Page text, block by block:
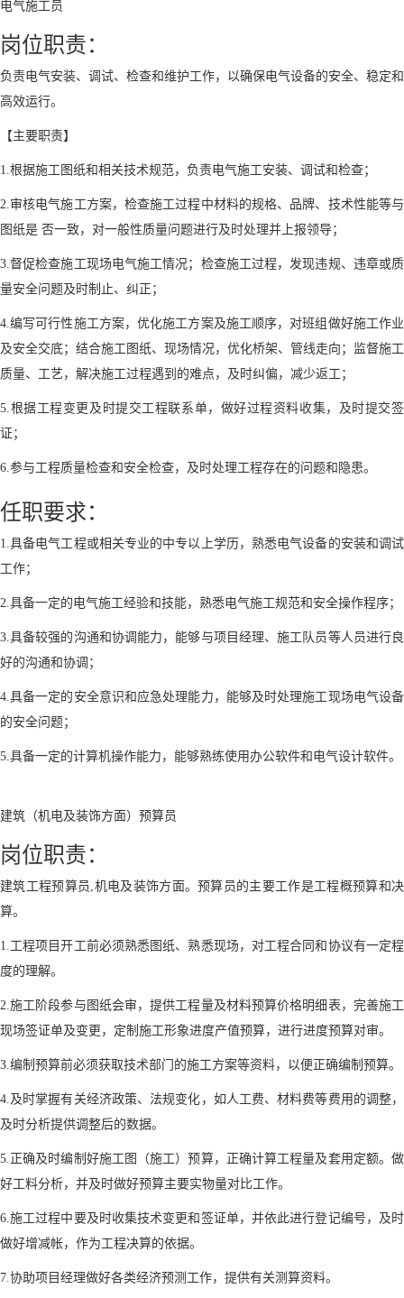
电气施工员
岗位职责：
负责电气安装、调试、检查和维护工作，以确保电气设备的安全、稳定和
高效运行。
【主要职责】
1.根据施工图纸和相关技术规范，负责电气施工安装、调试和检查；
2.审核电气施工方案，检查施工过程中材料的规格、品牌、技术性能等与
图纸是 否一致，对一般性质量问题进行及时处理并上报领导；
3.督促检查施工现场电气施工情况；检查施工过程，发现违规、违章或质
量安全问题及时制止、纠正；
4.编写可行性施工方案，优化施工方案及施工顺序，对班组做好施工作业
及安全交底；结合施工图纸、现场情况，优化桥架、管线走向；监督施工
质量、工艺，解决施工过程遇到的难点，及时纠偏，减少返工；
5.根据工程变更及时提交工程联系单，做好过程资料收集，及时提交签
证；
6.参与工程质量检查和安全检查，及时处理工程存在的问题和隐患。
任职要求：
1.具备电气工程或相关专业的中专以上学历，熟悉电气设备的安装和调试
工作；
2.具备一定的电气施工经验和技能，熟悉电气施工规范和安全操作程序；
3.具备较强的沟通和协调能力，能够与项目经理、施工队员等人员进行良
好的沟通和协调；
4.具备一定的安全意识和应急处理能力，能够及时处理施工现场电气设备
的安全问题；
5.具备一定的计算机操作能力，能够熟练使用办公软件和电气设计软件。
建筑（机电及装饰方面）预算员
岗位职责：
建筑工程预算员,机电及装饰方面。预算员的主要工作是工程概预算和决
算。
1.工程项目开工前必须熟悉图纸、熟悉现场，对工程合同和协议有一定程
度的理解。
2.施工阶段参与图纸会审，提供工程量及材料预算价格明细表，完善施工
现场签证单及变更，定制施工形象进度产值预算，进行进度预算对审。
3.编制预算前必须获取技术部门的施工方案等资料，以便正确编制预算。
4.及时掌握有关经济政策、法规变化，如人工费、材料费等费用的调整，
及时分析提供调整后的数据。
5.正确及时编制好施工图（施工）预算，正确计算工程量及套用定额。做
好工料分析，并及时做好预算主要实物量对比工作。
6.施工过程中要及时收集技术变更和签证单，并依此进行登记编号，及时
做好增减帐，作为工程决算的依据。
7.协助项目经理做好各类经济预测工作，提供有关测算资料。